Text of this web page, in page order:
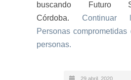
buscando Futuro
Córdoba. Continuar
Personas comprometidas
personas.
29 abril, 2020